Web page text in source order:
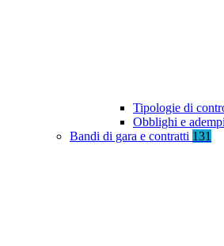
Tipologie di
Obblighi e
Bandi di gara e contratti 131